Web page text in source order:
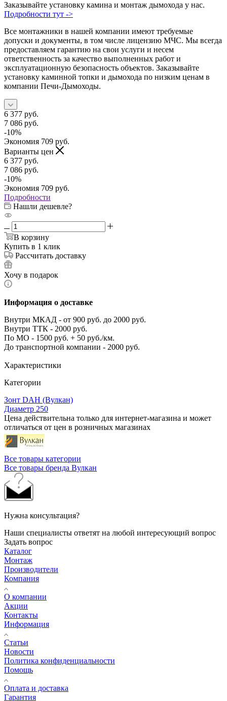
Заказывайте установку камина и монтаж дымохода у нас.
Подробности тут ->
Все монтажники в нашей компании имеют требуемые
допуски и документы, в том числе лицензию МЧС. Мы всегда
предоставляем гарантию на свои услуги и несем
ответственность за качество выполненных работ и
эксплуатационную безопасность объектов. Заказывайте
установку каминной топки и дымохода по низким ценам в
компании Печи-Дымоходы.
6 377 руб.
7 086 руб.
-10%
Экономия 709 руб.
Варианты цен
6 377 руб.
7 086 руб.
-10%
Экономия 709 руб.
Подробности
Нашли дешевле?
В корзину
Купить в 1 клик
Рассчитать доставку
Хочу в подарок
Информация о доставке
Внутри МКАД - от 900 руб. до 2000 руб.
Внутри ТТК - 2000 руб.
По МО - 1500 руб. + 50 руб./км.
До транспортной компании - 2000 руб.
Характеристики
Категории
Зонт DAH (Вулкан)
Диаметр 250
Цена действительна только для интернет-магазина и может
отличаться от цен в розничных магазинах
Все товары категории
Все товары бренда Вулкан
Нужна консультация?
Наши специалисты ответят на любой интересующий вопрос
Задать вопрос
Каталог
Монтаж
Производители
Компания
О компании
Акции
Контакты
Информация
Статьи
Новости
Политика конфиденциальности
Помощь
Оплата и доставка
Гарантия